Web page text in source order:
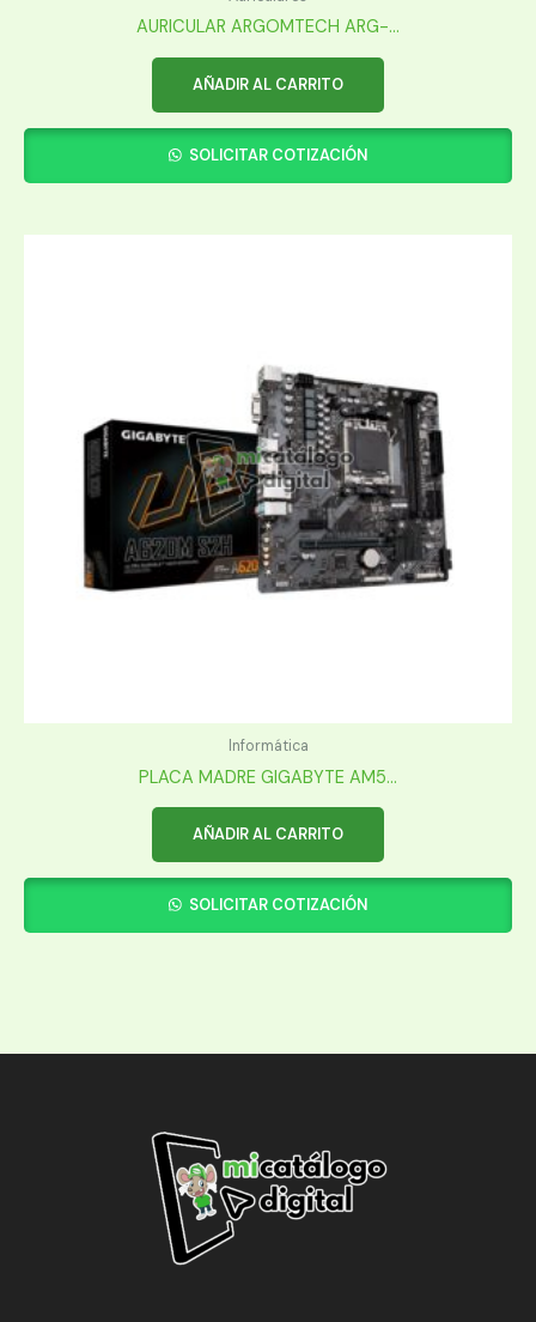
AURICULAR ARGOMTECH ARG-...
AÑADIR AL CARRITO
SOLICITAR COTIZACIÓN
Informática
PLACA MADRE GIGABYTE AM5...
AÑADIR AL CARRITO
SOLICITAR COTIZACIÓN